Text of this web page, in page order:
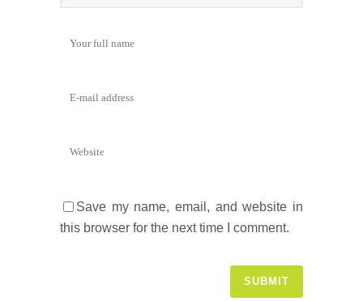
Save my name, email, and website in
this browser for the next time I comment.